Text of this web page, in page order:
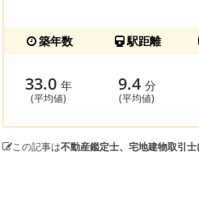
築年数 駅距離
33.0 年
(平均値)
9.4 分
(平均値)
この記事は不動産鑑定士、宅地建物取引